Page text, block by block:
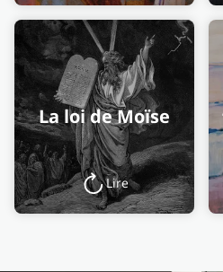
La loi de Moïse
Lire